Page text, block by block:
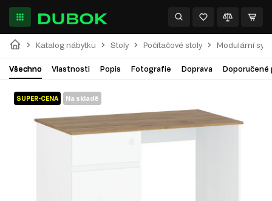
Katalog nábytku Stoly Počítačové stoly Modulární
Všechno Vlastnosti Popis Fotografie Doprava Doporučené
SUPER-CENA Na skladě